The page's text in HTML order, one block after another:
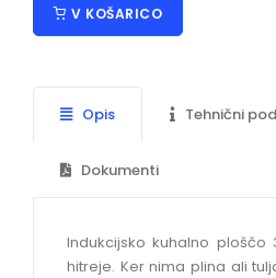
V KOŠARICO
Opis Tehnični
Dokumenti
Indukcijsko kuhalno
hitreje. Ker nima plina ali